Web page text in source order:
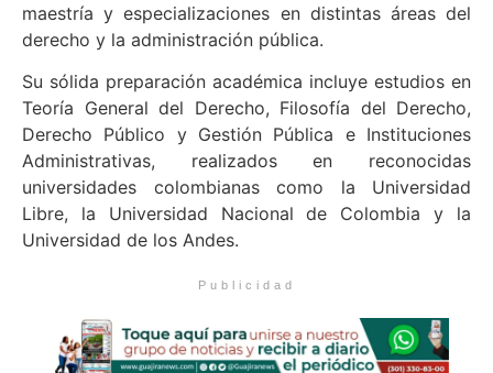
maestría y especializaciones en distintas áreas del
derecho y la administración pública.
Su sólida preparación académica incluye estudios en
Teoría General del Derecho, Filosofía del Derecho,
Derecho Público y Gestión Pública e Instituciones
Administrativas, realizados en reconocidas
universidades colombianas como la Universidad
Libre, la Universidad Nacional de Colombia y la
Universidad de los Andes.
Publicidad